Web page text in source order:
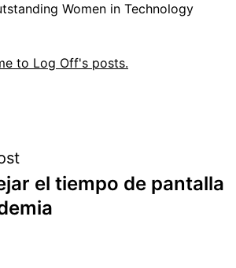
Women in Technology
to Log Off's posts.
el tiempo de pantalla